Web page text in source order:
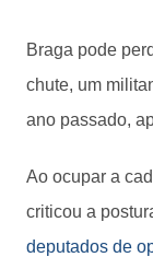
Braga pode
chute, um
ano passado,
Ao ocupar a
criticou a
deputados de